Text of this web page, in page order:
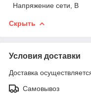
Напряжение сети, В
Скрыть
Условия доставки
Доставка
Самовывоз